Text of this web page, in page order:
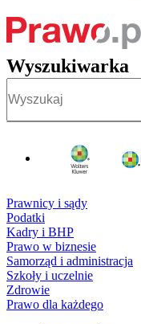
Wyszukiwarka
Prawnicy i sądy
Podatki
Kadry i BHP
Prawo w biznesie
Samorząd i administracja
Szkoły i uczelnie
Zdrowie
Prawo dla każdego